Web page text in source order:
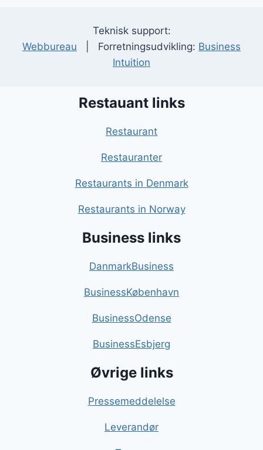
Teknisk support:
Webbureau | Forretningsudvikling: Business
Intuition
Restauant links
Restaurant
Restauranter
Restaurants in Denmark
Restaurants in Norway
Business links
DanmarkBusiness
BusinessKøbenhavn
BusinessOdense
BusinessEsbjerg
Øvrige links
Pressemeddelelse
Leverandør